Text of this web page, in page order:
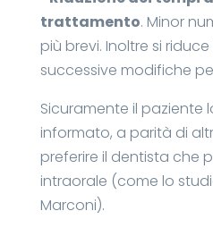
trattamento. Minor
più brevi. Inoltre si
successive modifiche
Sicuramente il paziente
informato, a parità di
preferire il dentista che
intraorale (come lo
Marconi).